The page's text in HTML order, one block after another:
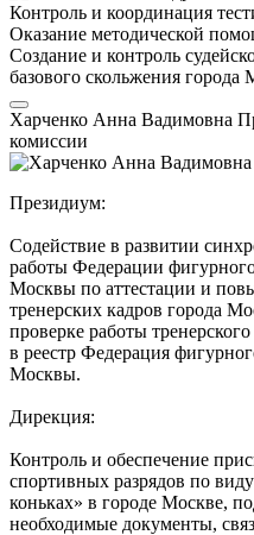
Контроль и координация
Оказание методической
Создание и контроль
базового скольжения города
Харченко Анна Вадимовна
комиссии
Президиум:
Содействие в развитии
работы Федерации
Москвы по аттестации и
тренерских кадров города
проверке работы
в реестр Федерация
Москвы.
Дирекция:
Контроль и обеспечение
спортивных разрядов по
коньках» в городе Москве,
необходимые документы,